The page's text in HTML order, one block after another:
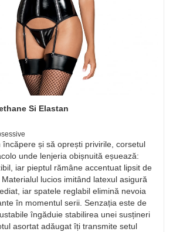
Si Elastan
și să oprești privirile, corsetul
unde lenjeria obișnuită eșuează:
iar pieptul rămâne accentuat lipsit de
lucios imitând latexul asigură
iar spatele reglabil elimină nevoia
în momentul serii. Senzația este de
îngăduie stabilirea unei susțineri
asortat adăugat îți transmite setul